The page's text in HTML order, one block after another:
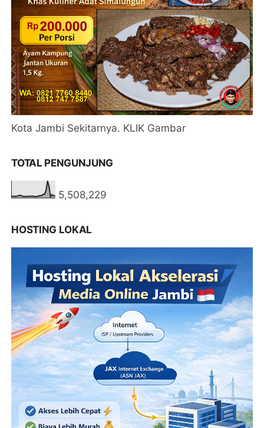
Kota Jambi Sekitarnya. KLIK Gambar
TOTAL PENGUNJUNG
5,508,229
HOSTING LOKAL